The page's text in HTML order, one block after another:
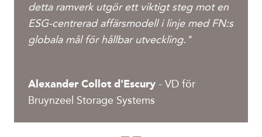
detta ramverk utgör ett viktigt steg mot en
ESG-centrerad affärsmodell i linje med FN:s
globala mål för hållbar utveckling."
Alexander Collot d'Escury - VD för
Bruynzeel Storage Systems